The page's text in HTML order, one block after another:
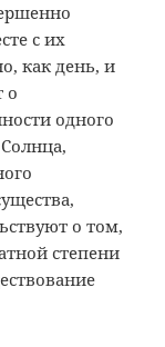
с их
как день, и
о
одного
о том,
степени